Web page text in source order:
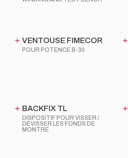
VENTOUSE FIMECOR
POUR POTENCE B-30
BACKFIX TL
DISPOSITIF POUR VISSER /
DÉVISSER LES FONDS DE
MONTRE